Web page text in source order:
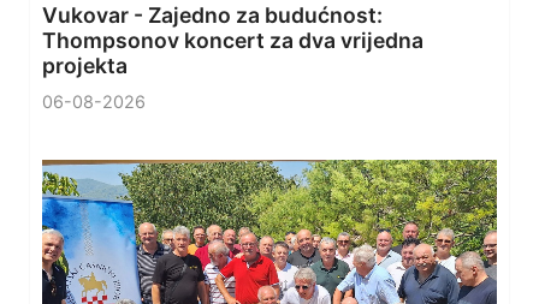
Vukovar - Zajedno za budućnost:
Thompsonov koncert za dva vrijedna
projekta
06-08-2026